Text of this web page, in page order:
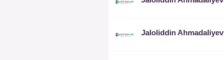
Jaloliddin Ahmadaliyev